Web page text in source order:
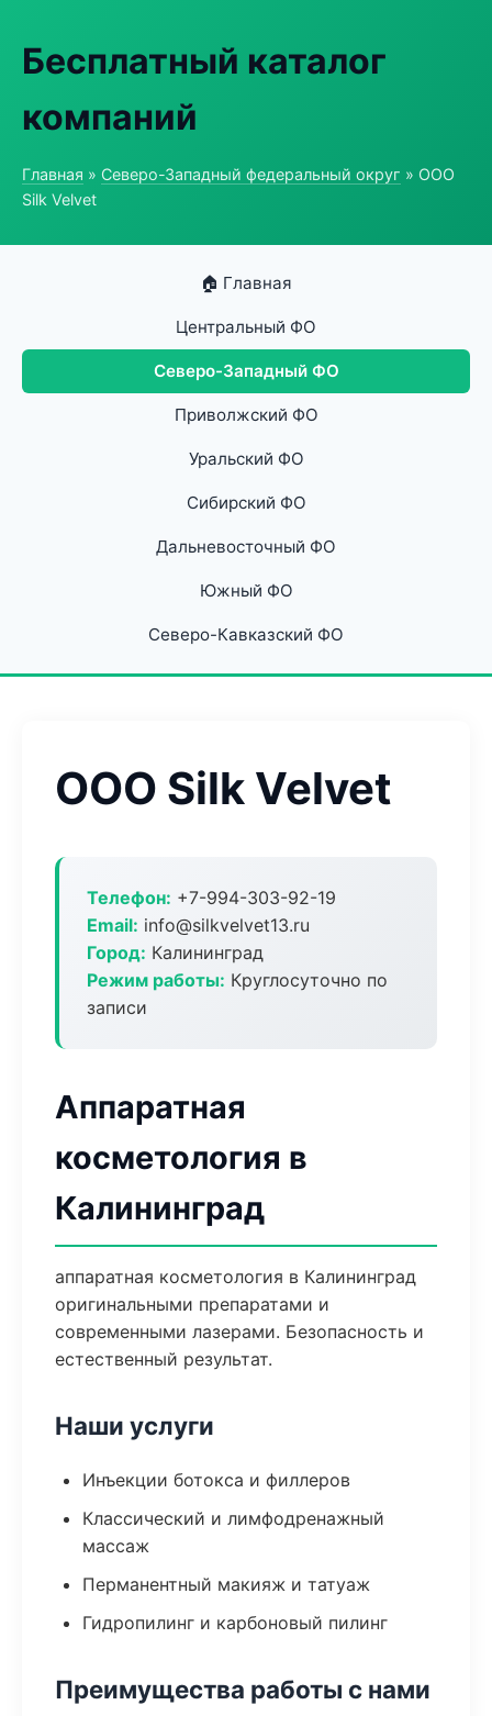
Бесплатный каталог
компаний
Главная » Северо-Западный федеральный округ » ООО
Silk Velvet
🏠 Главная
Центральный ФО
Северо-Западный ФО
Приволжский ФО
Уральский ФО
Сибирский ФО
Дальневосточный ФО
Южный ФО
Северо-Кавказский ФО
ООО Silk Velvet
Телефон: +7-994-303-92-19
Email: info@silkvelvet13.ru
Город: Калининград
Режим работы: Круглосуточно по
записи
Аппаратная
косметология в
Калининград
аппаратная косметология в Калининград
оригинальными препаратами и
современными лазерами. Безопасность и
естественный результат.
Наши услуги
Инъекции ботокса и филлеров
Классический и лимфодренажный
массаж
Перманентный макияж и татуаж
Гидропилинг и карбоновый пилинг
Преимущества работы с нами